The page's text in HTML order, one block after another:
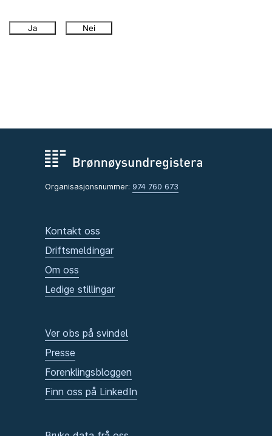
Ja Nei
Organisasjonsnummer: 974 760 673
Kontakt oss
Driftsmeldingar
Om oss
Ledige stillingar
Ver obs på svindel
Presse
Forenklingsbloggen
Finn oss på LinkedIn